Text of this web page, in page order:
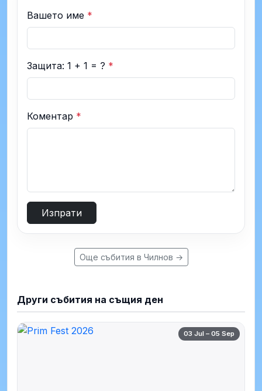
Вашето име *
Защита: 1 + 1 = ? *
Коментар *
Изпрати
Още събития в Чилнов →
Други събития на същия ден
03 Jul – 05 Sep